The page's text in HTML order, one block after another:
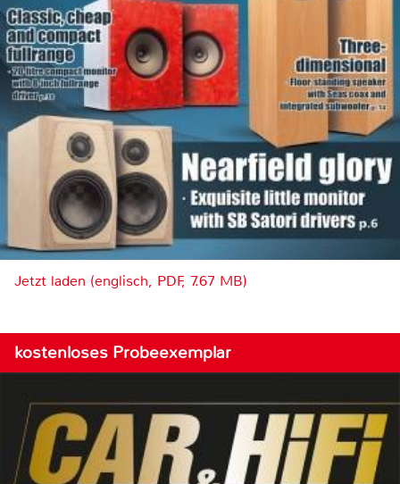
Jetzt laden (englisch, PDF, 7.67 MB)
kostenloses Probeexemplar